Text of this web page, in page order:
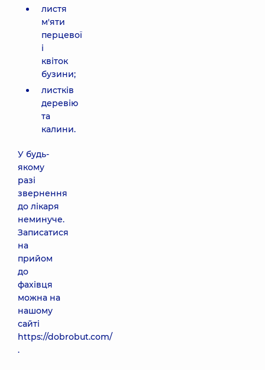
листя
м'яти
перцевої
і
квіток
бузини;
листків
деревію
та
калини.
У будь-
якому
разі
звернення
до лікаря
неминуче.
Записатися
на
прийом
до
фахівця
можна на
нашому
сайті
https://dobrobut.com/
.